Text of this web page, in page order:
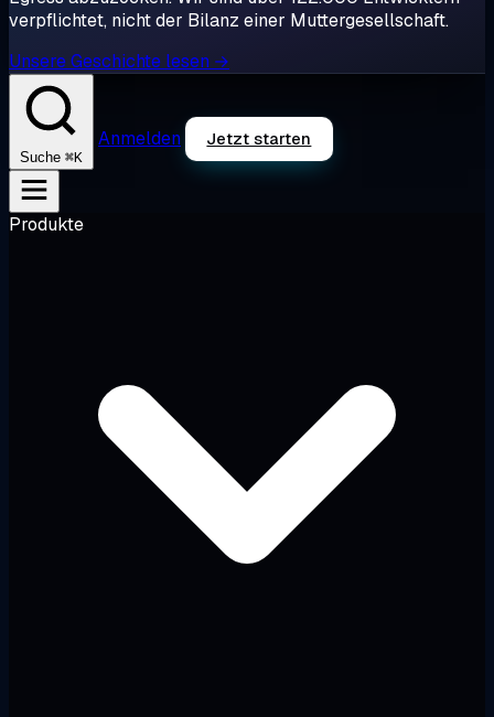
verpflichtet, nicht der Bilanz einer Muttergesellschaft.
Unsere Geschichte lesen →
Suche ⌘K
Anmelden Jetzt starten
Produkte